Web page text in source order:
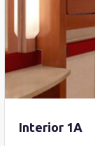
Interior 1A